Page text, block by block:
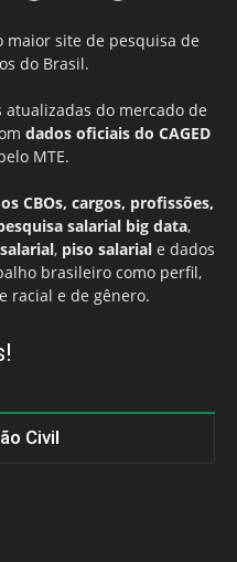
maior site de pesquisa de
do Brasil.
do mercado de
dados oficiais do CAGED
MTE.
CBOs, cargos, profissões,
salarial big data,
, piso salarial e dados
brasileiro como perfil,
racial e de gênero.
Civil